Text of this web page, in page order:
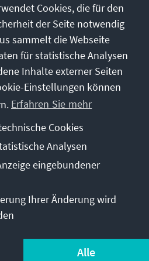
KAS
Impressum
Barriere melden
Stiftung e.V. 2026
Cookies, die für den
der Seite notwendig
sammelt die Webseite
für statistische Analysen
Inhalte externer Seiten
Einstellungen können
Erfahren Sie mehr
Cookies
Analysen
eingebundener
Ihrer Änderung wird
Alle